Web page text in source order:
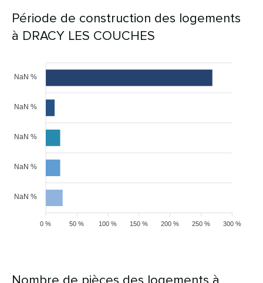
Période de construction des logements
à DRACY LES COUCHES
NaN %
NaN %
NaN %
NaN %
NaN %
300 %
250 %
200 %
150 %
100 %
50 %
0 %